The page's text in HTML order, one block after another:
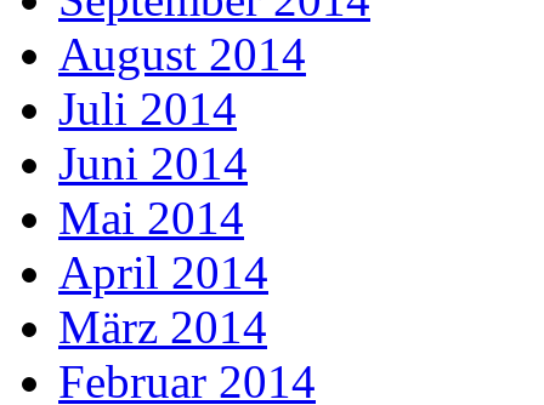
August 2014
Juli 2014
Juni 2014
Mai 2014
April 2014
März 2014
Februar 2014